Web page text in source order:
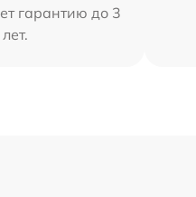
гарантию до 3
лет.